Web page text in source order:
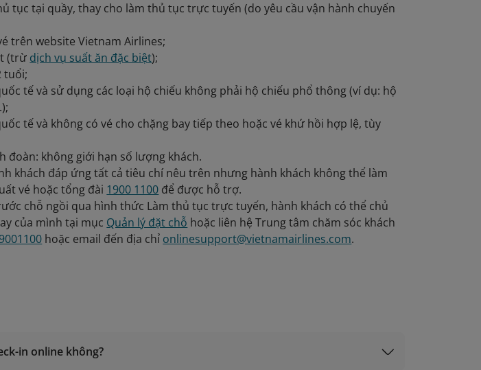
tục tại quầy, thay cho làm thủ tục trực tuyến (do yêu cầu vận hành chuyến
trên website Vietnam Airlines;
(trừ dịch vụ suất ăn đặc biệt);
tuổi;
tế và sử dụng các loại hộ chiếu không phải hộ chiếu phổ thông (ví dụ: hộ
tế và không có vé cho chặng bay tiếp theo hoặc vé khứ hồi hợp lệ, tùy
đoàn: không giới hạn số lượng khách.
khách đáp ứng tất cả tiêu chí nêu trên nhưng hành khách không thể làm
vé hoặc tổng đài 1900 1100 để được hỗ trợ.
chỗ ngồi qua hình thức Làm thủ tục trực tuyến, hành khách có thể chủ
của mình tại mục Quản lý đặt chỗ hoặc liên hệ Trung tâm chăm sóc khách
hoặc email đến địa chỉ onlinesupport@vietnamairlines.com.
in online không?